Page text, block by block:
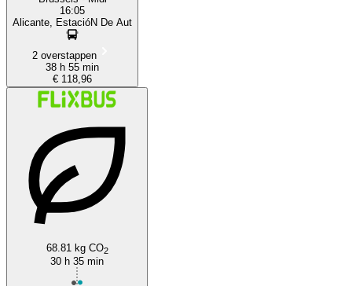
16:05
Alicante, EstacióN De Aut
2 overstappen
38 h 55 min
€ 118,96
68.81 kg CO2
30 h 35 min